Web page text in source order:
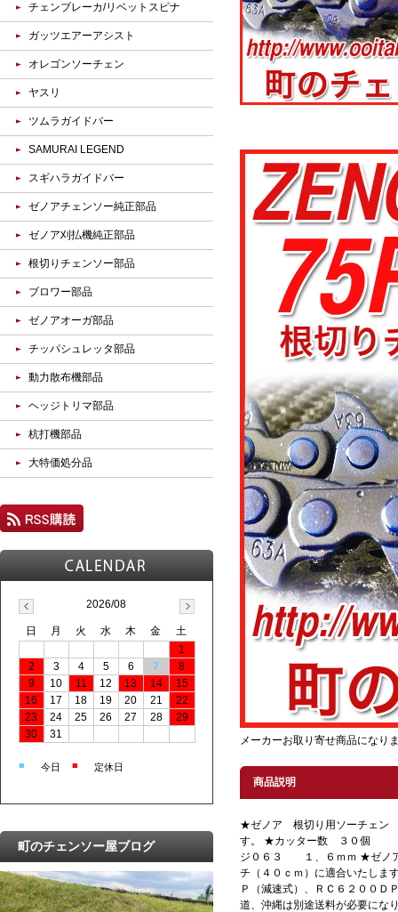
メーカーお取り寄せ商品になり
商品説明
★ゼノア 根切り用ソーチェン
す。 ★カッター数 ３０
ジ０６３ １、６ｍｍ ★ゼノア
チ（４０ｃｍ）に適合いたし
Ｐ（減速式）、ＲＣ６２００Ｄ
道、沖縄は別途送料が必要にな
チェンブレーカ/リベットスピナ
ガッツエアーアシスト
オレゴンソーチェン
ヤスリ
ツムラガイドバー
SAMURAI LEGEND
スギハラガイドバー
ゼノアチェンソー純正部品
ゼノア刈払機純正部品
根切りチェンソー部品
ブロワー部品
ゼノアオーガ部品
チッパシュレッタ部品
動力散布機部品
ヘッジトリマ部品
杭打機部品
大特価処分品
2026/08
日 月 火 水 木 金
土
1
2
3 4 5 6 7
8
9
10 11 12 13 14
15
16
17 18 19 20 21
22
23
24 25 26 27 28
29
30
31
■ 今日 ■ 定休日
町のチェンソー屋ブログ